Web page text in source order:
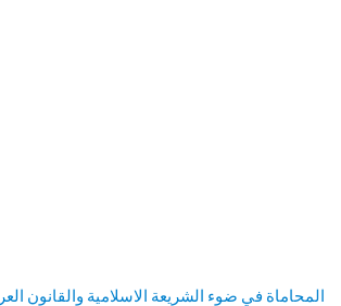
المحاماة في ضوء الشريعة الاسلامية والقانون